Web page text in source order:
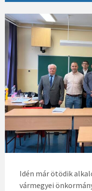
Idén már ötödik
vármegyei